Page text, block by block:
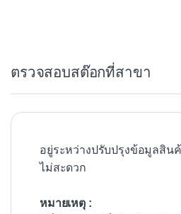
o
o
ตรวจสอบสต๊อกที่สาขา
อยู่ระหว่างปรับปรุงข้อมูลสิน
ไม่สะดวก
หมายเหตุ :